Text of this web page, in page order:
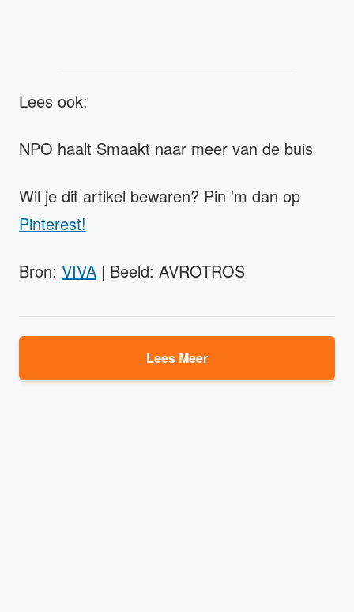
Lees ook:
NPO haalt Smaakt naar meer van de buis
Wil je dit artikel bewaren? Pin 'm dan op
Pinterest!
Bron: VIVA | Beeld: AVROTROS
Lees Meer